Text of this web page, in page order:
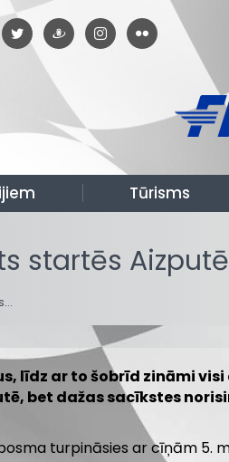
Tūrisms
startēs Aizputē
līdz ar to šobrīd zināmi
bet dažas sacīkstes
turpināsies ar cīņām 5.